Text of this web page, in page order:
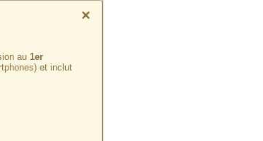
×
au 1er
et inclut